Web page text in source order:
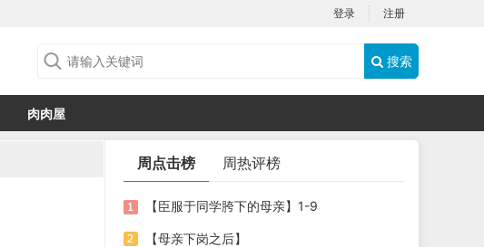
登录 注册
搜索
肉肉屋
周点击榜 周热评榜
【臣服于同学胯下的母亲】1-9
【母亲下岗之后】